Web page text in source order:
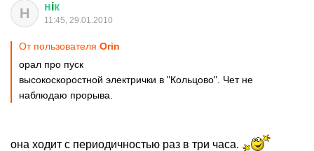
Н нiк
11:45, 29.01.2010
От пользователя Orin
орал про пуск
высокоскоростной электрички в "Кольцово". Чет не
наблюдаю прорыва.
она ходит с периодичностью раз в три часа.